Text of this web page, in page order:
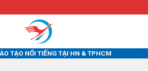
TẠO NỔI TIẾNG TẠI HN & TPHCM